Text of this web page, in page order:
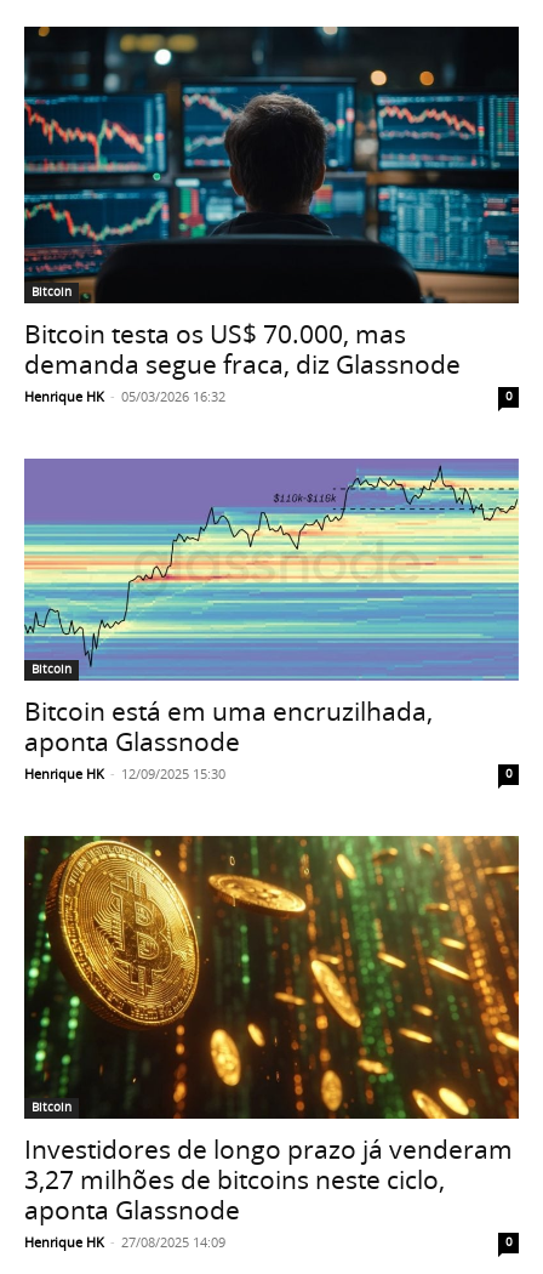
Bitcoin
Bitcoin testa os US$ 70.000, mas
demanda segue fraca, diz Glassnode
Henrique HK - 05/03/2026 16:32 0
Bitcoin
Bitcoin está em uma encruzilhada,
aponta Glassnode
Henrique HK - 12/09/2025 15:30 0
Bitcoin
Investidores de longo prazo já venderam
3,27 milhões de bitcoins neste ciclo,
aponta Glassnode
Henrique HK - 27/08/2025 14:09 0